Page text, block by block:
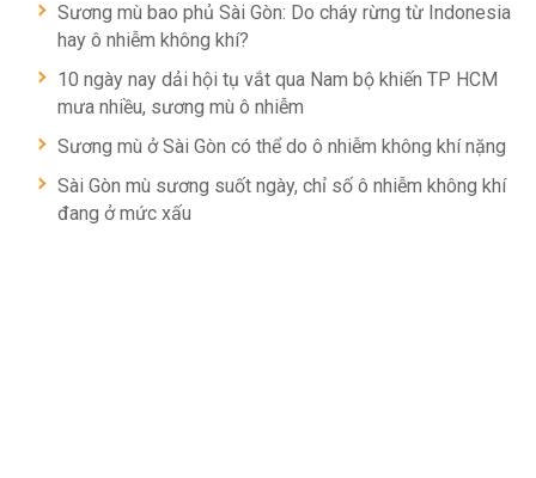
Sương mù bao phủ Sài Gòn: Do cháy rừng từ Indonesia
hay ô nhiễm không khí?
10 ngày nay dải hội tụ vắt qua Nam bộ khiến TP HCM
mưa nhiều, sương mù ô nhiễm
Sương mù ở Sài Gòn có thể do ô nhiễm không khí nặng
Sài Gòn mù sương suốt ngày, chỉ số ô nhiễm không khí
đang ở mức xấu